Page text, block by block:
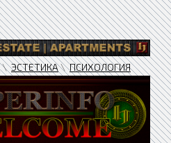
\ЭСТЕТИКА\ПСИХОЛОГИЯ